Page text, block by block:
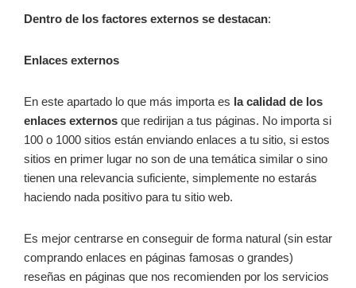
Dentro de los factores externos se destacan:
Enlaces externos
En este apartado lo que más importa es la calidad de los
enlaces externos que redirijan a tus páginas. No importa si
100 o 1000 sitios están enviando enlaces a tu sitio, si estos
sitios en primer lugar no son de una temática similar o sino
tienen una relevancia suficiente, simplemente no estarás
haciendo nada positivo para tu sitio web.
Es mejor centrarse en conseguir de forma natural (sin estar
comprando enlaces en páginas famosas o grandes)
reseñas en páginas que nos recomienden por los servicios